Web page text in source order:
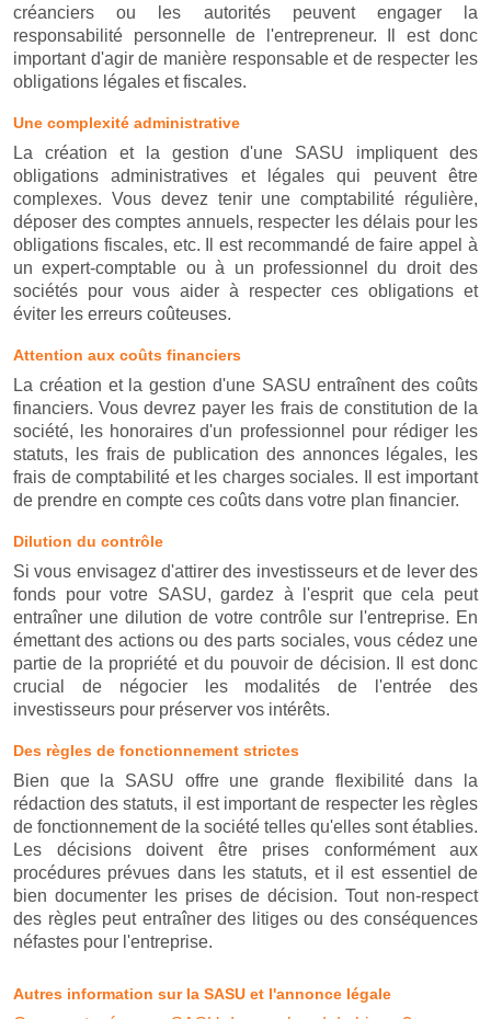
créanciers ou les autorités peuvent engager la
responsabilité personnelle de l'entrepreneur. Il est donc
important d'agir de manière responsable et de respecter les
obligations légales et fiscales.
Une complexité administrative
La création et la gestion d'une SASU impliquent des
obligations administratives et légales qui peuvent être
complexes. Vous devez tenir une comptabilité régulière,
déposer des comptes annuels, respecter les délais pour les
obligations fiscales, etc. Il est recommandé de faire appel à
un expert-comptable ou à un professionnel du droit des
sociétés pour vous aider à respecter ces obligations et
éviter les erreurs coûteuses.
Attention aux coûts financiers
La création et la gestion d'une SASU entraînent des coûts
financiers. Vous devrez payer les frais de constitution de la
société, les honoraires d'un professionnel pour rédiger les
statuts, les frais de publication des annonces légales, les
frais de comptabilité et les charges sociales. Il est important
de prendre en compte ces coûts dans votre plan financier.
Dilution du contrôle
Si vous envisagez d'attirer des investisseurs et de lever des
fonds pour votre SASU, gardez à l'esprit que cela peut
entraîner une dilution de votre contrôle sur l'entreprise. En
émettant des actions ou des parts sociales, vous cédez une
partie de la propriété et du pouvoir de décision. Il est donc
crucial de négocier les modalités de l'entrée des
investisseurs pour préserver vos intérêts.
Des règles de fonctionnement strictes
Bien que la SASU offre une grande flexibilité dans la
rédaction des statuts, il est important de respecter les règles
de fonctionnement de la société telles qu'elles sont établies.
Les décisions doivent être prises conformément aux
procédures prévues dans les statuts, et il est essentiel de
bien documenter les prises de décision. Tout non-respect
des règles peut entraîner des litiges ou des conséquences
néfastes pour l'entreprise.
Autres information sur la SASU et l'annonce légale